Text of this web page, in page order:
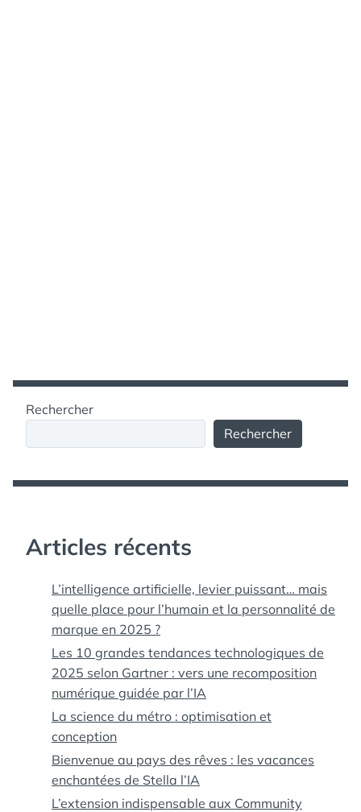
Rechercher
Rechercher
Articles récents
L’intelligence artificielle, levier puissant… mais
quelle place pour l’humain et la personnalité de
marque en 2025 ?
Les 10 grandes tendances technologiques de
2025 selon Gartner : vers une recomposition
numérique guidée par l’IA
La science du métro : optimisation et
conception
Bienvenue au pays des rêves : les vacances
enchantées de Stella l’IA
L’extension indispensable aux Community